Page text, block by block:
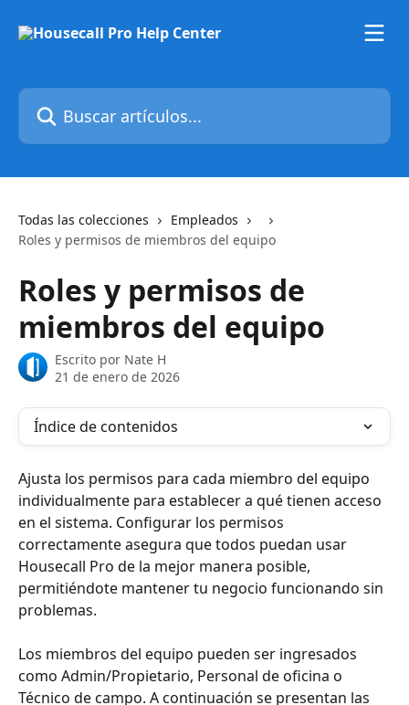
Buscar artículos...
Todas las colecciones
Empleados
Roles y permisos de miembros del equipo
Roles y permisos de
miembros del equipo
Escrito por Nate H
21 de enero de 2026
Índice de contenidos
Ajusta los permisos para cada miembro del equipo
individualmente para establecer a qué tienen acceso
en el sistema. Configurar los permisos
correctamente asegura que todos puedan usar
Housecall Pro de la mejor manera posible,
permitiéndote mantener tu negocio funcionando sin
problemas.
Los miembros del equipo pueden ser ingresados
como Admin/Propietario, Personal de oficina o
Técnico de campo. A continuación se presentan las